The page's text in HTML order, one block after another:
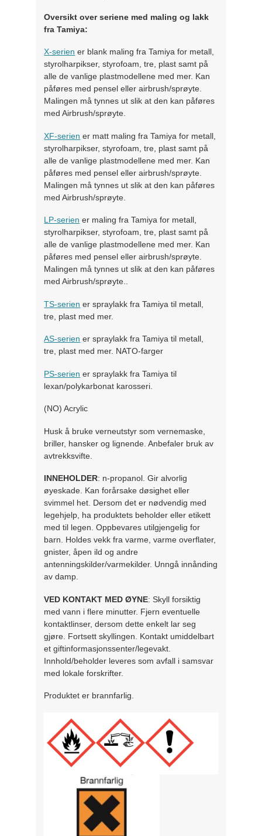
Oversikt over seriene med maling og lakk
fra Tamiya:
X-serien er blank maling fra Tamiya for metall,
styrolharpikser, styrofoam, tre, plast samt på
alle de vanlige plastmodellene med mer. Kan
påføres med pensel eller airbrush/sprøyte.
Malingen må tynnes ut slik at den kan påføres
med Airbrush/sprøyte.
XF-serien er matt maling fra Tamiya for metall,
styrolharpikser, styrofoam, tre, plast samt på
alle de vanlige plastmodellene med mer. Kan
påføres med pensel eller airbrush/sprøyte.
Malingen må tynnes ut slik at den kan påføres
med Airbrush/sprøyte.
LP-serien er maling fra Tamiya for metall,
styrolharpikser, styrofoam, tre, plast samt på
alle de vanlige plastmodellene med mer. Kan
påføres med pensel eller airbrush/sprøyte.
Malingen må tynnes ut slik at den kan påføres
med Airbrush/sprøyte..
TS-serien er spraylakk fra Tamiya til metall,
tre, plast med mer.
AS-serien er spraylakk fra Tamiya til metall,
tre, plast med mer. NATO-farger
PS-serien er spraylakk fra Tamiya til
lexan/polykarbonat karosseri.
(NO) Acrylic
Husk å bruke verneutstyr som vernemaske,
briller, hansker og lignende. Anbefaler bruk av
avtrekksvifte.
INNEHOLDER: n-propanol. Gir alvorlig
øyeskade. Kan forårsake døsighet eller
svimmel het. Dersom det er nødvendig med
legehjelp, ha produktets beholder eller etikett
med til legen. Oppbevares utilgjengelig for
barn. Holdes vekk fra varme, varme overflater,
gnister, åpen ild og andre
antenningskilder/varmekilder. Unngå innånding
av damp.
VED KONTAKT MED ØYNE: Skyll forsiktig
med vann i flere minutter. Fjern eventuelle
kontaktlinser, dersom dette enkelt lar seg
gjøre. Fortsett skyllingen. Kontakt umiddelbart
et giftinformasjonssenter/legevakt.
Innhold/beholder leveres som avfall i samsvar
med lokale forskrifter.
Produktet er brannfarlig.